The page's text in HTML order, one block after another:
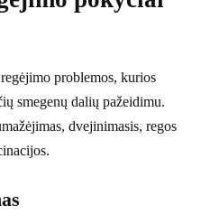
problemos, kurios
smegenų dalių pažeidimu.
dvejinimasis, regos